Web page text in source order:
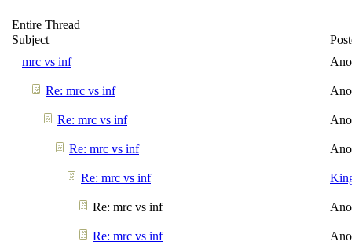
Entire Thread
Subject
mrc vs inf
Re: mrc vs inf
Re: mrc vs inf
Re: mrc vs inf
Re: mrc vs inf
Re: mrc vs inf
Re: mrc vs inf